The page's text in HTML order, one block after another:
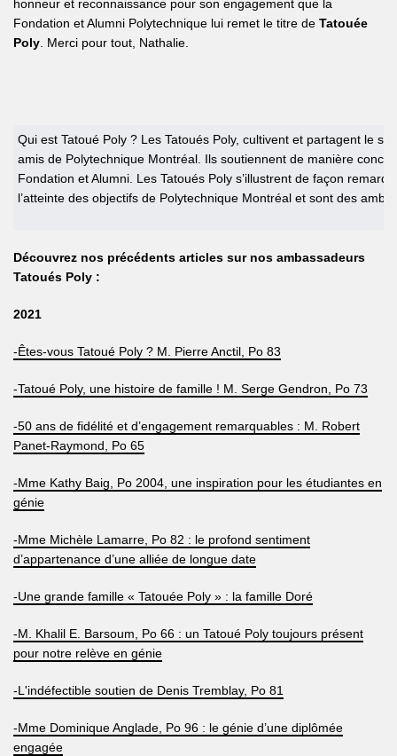
honneur et reconnaissance pour son engagement que la
Fondation et Alumni Polytechnique lui remet le titre de Tatouée
Poly . Merci pour tout, Nathalie.
Qui est Tatoué Poly ? Les Tatoués Poly, cultivent et partagent le
amis de Polytechnique Montréal. Ils soutiennent de manière
Fondation et Alumni. Les Tatoués Poly s’illustrent de façon
l’atteinte des objectifs de Polytechnique Montréal et sont des
Découvrez nos précédents articles sur nos ambassadeurs
Tatoués Poly :
2021
-Êtes-vous Tatoué Poly ? M. Pierre Anctil, Po 83
-Tatoué Poly, une histoire de famille ! M. Serge Gendron, Po 73
-50 ans de fidélité et d’engagement remarquables : M. Robert
Panet-Raymond, Po 65
-Mme Kathy Baig, Po 2004, une inspiration pour les étudiantes en
génie
-Mme Michèle Lamarre, Po 82 : le profond sentiment
d’appartenance d’une alliée de longue date
-Une grande famille « Tatouée Poly » : la famille Doré
-M. Khalil E. Barsoum, Po 66 : un Tatoué Poly toujours présent
pour notre relève en génie
-L'indéfectible soutien de Denis Tremblay, Po 81
-Mme Dominique Anglade, Po 96 : le génie d’une diplômée
engagée